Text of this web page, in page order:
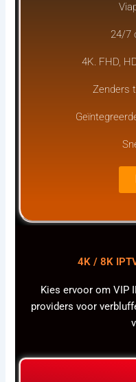
24/7
4K. FHD,
Zenders
4K / 8K
Kies ervoor om VIP
providers voor